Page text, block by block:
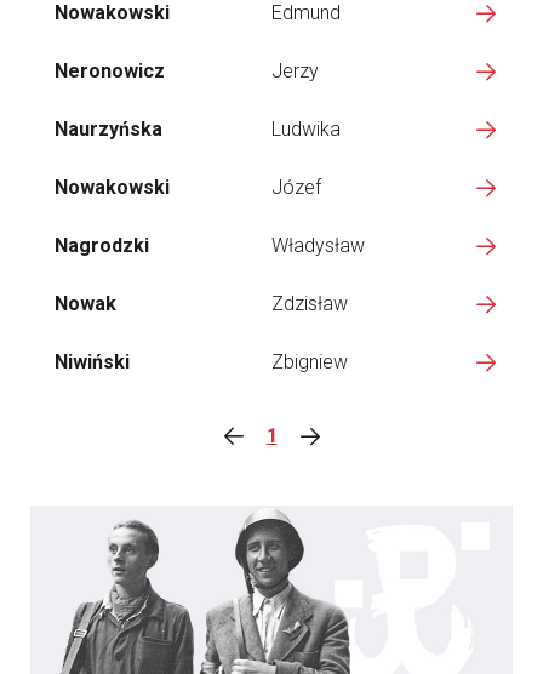
Nowakowski Edmund
Neronowicz Jerzy
Naurzyńska Ludwika
Nowakowski Józef
Nagrodzki Władysław
Nowak Zdzisław
Niwiński Zbigniew
1